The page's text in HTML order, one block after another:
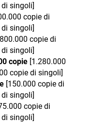
singoli]
copie di
singoli]
copie di
singoli]
copie [1.280.000
copie di singoli]
[150.000 copie di
singoli]
copie di
singoli]